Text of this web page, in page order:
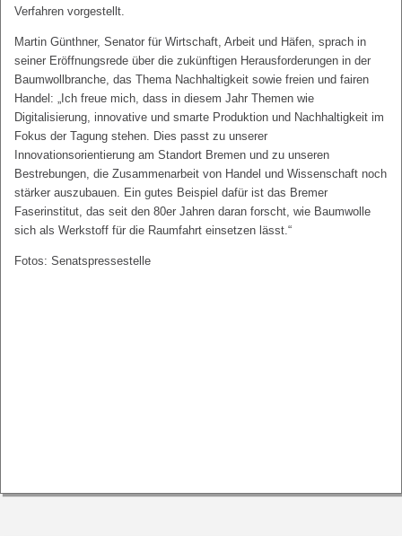
Verfahren vorgestellt.
Martin Günthner, Senator für Wirtschaft, Arbeit und Häfen, sprach in
seiner Eröffnungsrede über die zukünftigen Herausforderungen in der
Baumwollbranche, das Thema Nachhaltigkeit sowie freien und fairen
Handel: „Ich freue mich, dass in diesem Jahr Themen wie
Digitalisierung, innovative und smarte Produktion und Nachhaltigkeit im
Fokus der Tagung stehen. Dies passt zu unserer
Innovationsorientierung am Standort Bremen und zu unseren
Bestrebungen, die Zusammenarbeit von Handel und Wissenschaft noch
stärker auszubauen. Ein gutes Beispiel dafür ist das Bremer
Faserinstitut, das seit den 80er Jahren daran forscht, wie Baumwolle
sich als Werkstoff für die Raumfahrt einsetzen lässt.“
Fotos: Senatspressestelle